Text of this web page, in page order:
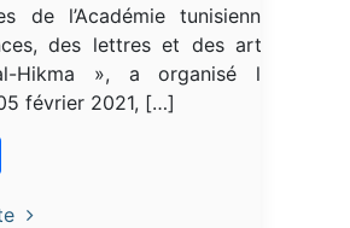
de l’Académie tunisienne
des lettres et des arts
Hikma », a organisé le
février 2021, […]